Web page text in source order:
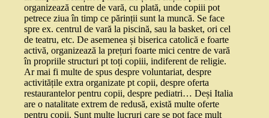
organizează centre de vară, cu plată, unde copiii pot
petrece ziua în timp ce părinții sunt la muncă. Se face
spre ex. centrul de vară la piscină, sau la basket, ori cel
de teatru, etc. De asemenea și biserica catolică e foarte
activă, organizează la prețuri foarte mici centre de vară
în propriile structuri pt toți copiii, indiferent de religie.
Ar mai fi multe de spus despre voluntariat, despre
activitățile extra organizate pt copii, despre oferta
restaurantelor pentru copii, despre pediatri… Deși Italia
are o natalitate extrem de redusă, există multe oferte
pentru copii. Sunt multe lucruri care se pot face mult